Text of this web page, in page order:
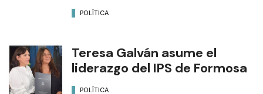
POLÍTICA
Teresa Galván asume el
liderazgo del IPS de Formosa
POLÍTICA